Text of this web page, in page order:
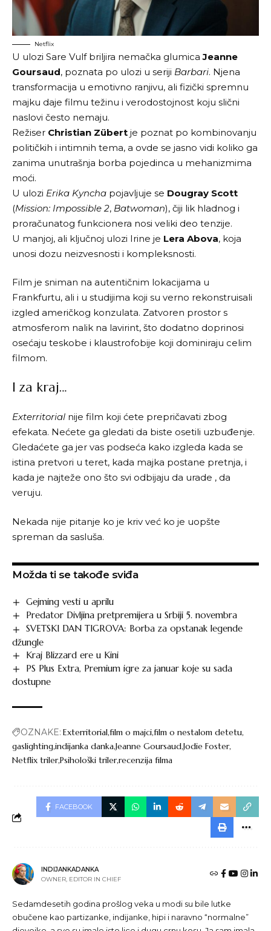
Netflix
U ulozi Sare Vulf briljira nemačka glumicaJeanne
Goursaud, poznata po ulozi u seriji Barbari. Njena
transformacija u emotivno ranjivu, ali fizički spremnu
majku daje filmu težinu i verodostojnost koju slični
naslovi često nemaju.
Režiser Christian Zübert je poznat po kombinovanju
političkih i intimnih tema, a ovde se jasno vidi koliko ga
zanima unutrašnja borba pojedinca u mehanizmima
moći.
U ulozi Erika Kyncha pojavljuje se Dougray Scott
(Mission: Impossible 2, Batwoman), čiji lik hladnog i
proračunatog funkcionera nosi veliki deo tenzije.
U manjoj, ali ključnoj ulozi Irine je Lera Abova, koja
unosi dozu neizvesnosti i kompleksnosti.
Film je sniman na autentičnim lokacijama u
Frankfurtu, ali i u studijima koji su verno rekonstruisali
izgled američkog konzulata. Zatvoren prostor s
atmosferom nalik na lavirint, što dodatno doprinosi
osećaju teskobe i klaustrofobije koji dominiraju celim
filmom.
I za kraj…
Exterritorial nije film koji ćete prepričavati zbog
efekata. Nećete ga gledati da biste osetili uzbuđenje.
Gledaćete ga jer vas podseća kako izgleda kada se
istina pretvori u teret, kada majka postane pretnja, i
kada je najteže ono što svi odbijaju da urade , da
veruju.
Nekada nije pitanje ko je kriv već ko je uopšte
spreman da sasluša.
Možda ti se takođe sviđa
Gejming vesti u aprilu
Predator Divljina pretpremijera u Srbiji 5. novembra
SVETSKI DAN TIGROVA: Borba za opstanak legende
džungle
Kraj Blizzard ere u Kini
PS Plus Extra, Premium igre za januar koje su sada
dostupne
OZNAKE: Exterritorialfilm o majcifilm o nestalom detetu
gaslightingindijanka dankaJeanne GoursaudJodie Foster
Netflix trilerPsihološki trilerrecenzija filma
FACEBOOK
INDIJANKADANKA
OWNER, EDITOR IN CHIEF
Sedamdesetih godina prošlog veka u modi su bile lutke
obučene kao partizanke, indijanke, hipi i naravno “normalne”